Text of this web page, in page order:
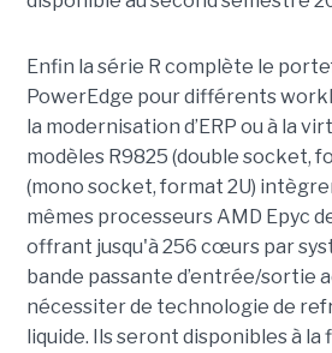
Enfin la série R complète le
PowerEdge pour différents
la modernisation d’ERP ou à la
modèles R9825 (double socket,
(mono socket, format 2U)
mêmes processeurs AMD Epyc
offrant jusqu'à 256 cœurs par
bande passante d’entrée/sortie
nécessiter de technologie de
liquide. Ils seront disponibles à la